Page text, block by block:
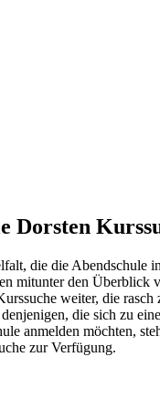
Dorsten
die die Abendschule
mitunter den Überblick
weiter, die rasch
die sich zu
anmelden möchten,
zur Verfügung.